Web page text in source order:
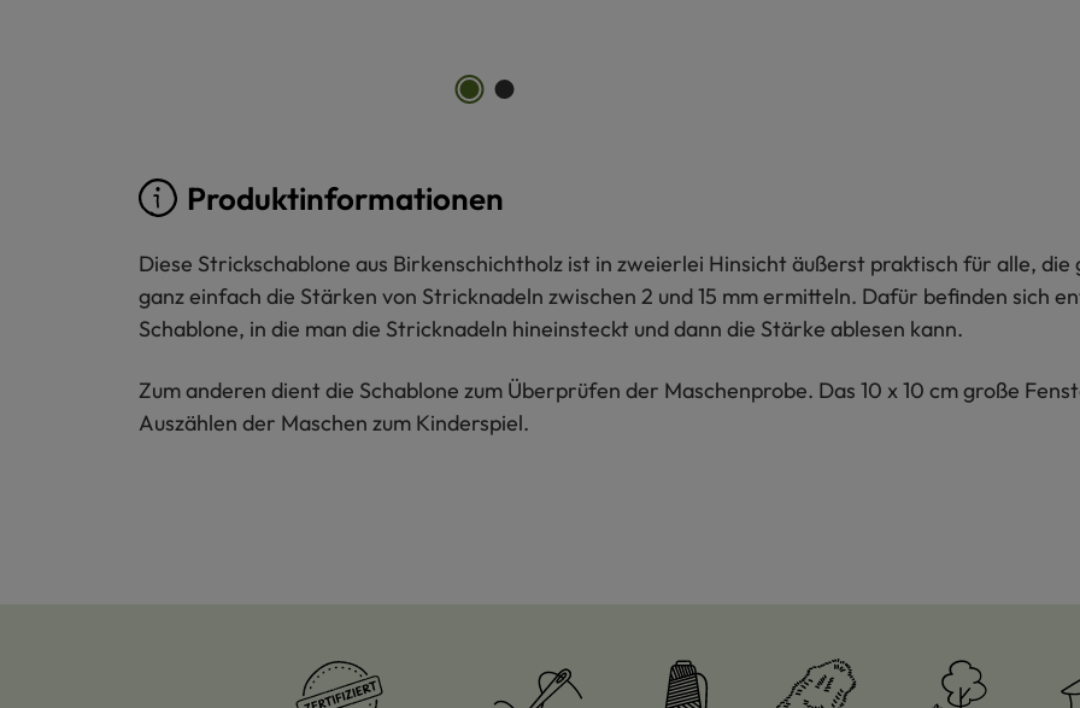
Produktinformationen
Diese Strickschablone aus Birkenschichtholz ist in zweierlei Hinsicht äußerst praktisch für alle,
ganz einfach die Stärken von Stricknadeln zwischen 2 und 15 mm ermitteln. Dafür befinden sich
Schablone, in die man die Stricknadeln hineinsteckt und dann die Stärke ablesen kann.
Zum anderen dient die Schablone zum Überprüfen der Maschenprobe. Das 10 x 10 cm große
Auszählen der Maschen zum Kinderspiel.